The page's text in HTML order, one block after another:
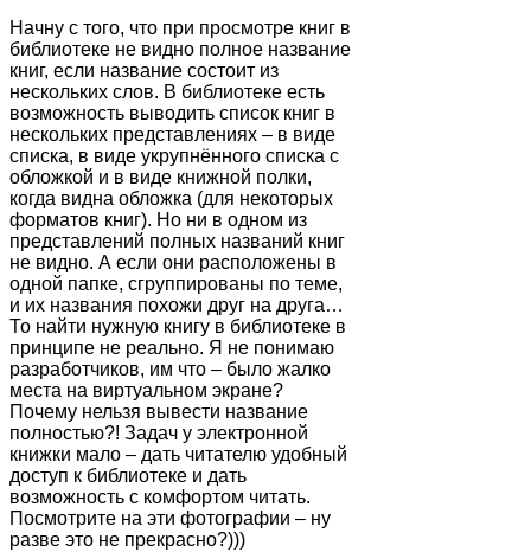
Начну с того, что при просмотре книг в
библиотеке не видно полное название
книг, если название состоит из
нескольких слов. В библиотеке есть
возможность выводить список книг в
нескольких представлениях – в виде
списка, в виде укрупнённого списка с
обложкой и в виде книжной полки,
когда видна обложка (для некоторых
форматов книг). Но ни в одном из
представлений полных названий книг
не видно. А если они расположены в
одной папке, сгруппированы по теме,
и их названия похожи друг на друга…
То найти нужную книгу в библиотеке в
принципе не реально. Я не понимаю
разработчиков, им что – было жалко
места на виртуальном экране?
Почему нельзя вывести название
полностью?! Задач у электронной
книжки мало – дать читателю удобный
доступ к библиотеке и дать
возможность с комфортом читать.
Посмотрите на эти фотографии – ну
разве это не прекрасно?)))